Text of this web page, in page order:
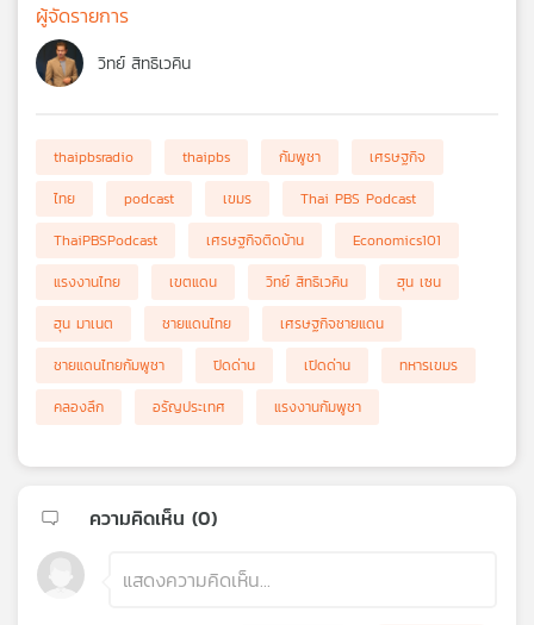
ผู้จัดรายการ
วิทย์ สิทธิเวคิน
thaipbsradio thaipbs กัมพูชา
เศรษฐกิจ
ไทย
podcast เขมร
Thai PBS Podcast
ThaiPBSPodcast
เศรษฐกิจติดบ้าน
Economics101
แรงงานไทย
เขตแดน วิทย์ สิทธิเวคิน
ฮุน เซน
ฮุน มาเนต
ชายแดนไทย
เศรษฐกิจชายแดน
ชายแดนไทยกัมพูชา
ปิดด่าน เปิดด่าน
ทหารเขมร
คลองลึก
อรัญประเทศ แรงงานกัมพูชา
ความคิดเห็น (0)